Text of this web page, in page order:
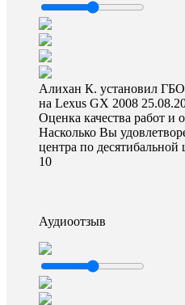
Алихан К. установил
на Lexus GX 2008
Оценка качества работ и
Насколько Вы
центра по десятибальной
10
Аудиоотзыв